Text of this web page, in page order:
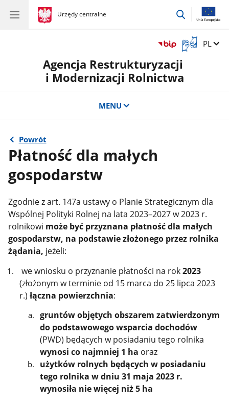
gov.pl
Urzędy centralne
gov.pl
Urzędy
przejdź
Otwórz
okno
z
tłumaczem
Zmień
PL
Agencja Restrukturyzacji
i Modernizacji Rolnictwa
MENU
Powrót
Płatność dla małych
gospodarstw
Zgodnie z art. 147a ustawy o Planie Strategicznym dla
Wspólnej Polityki Rolnej na lata 2023–2027 w 2023 r.
rolnikowi może być przyznana płatność dla małych
gospodarstw, na podstawie złożonego przez rolnika
żądania, jeżeli:
we wniosku o przyznanie płatności na rok2023
(złożonym w terminie od 15 marca do 25 lipca 2023
r.)łączna powierzchnia:
gruntów objętych obszarem zatwierdzonym
do podstawowego wsparcia dochodów
(PWD) będących w posiadaniu tego rolnika
wynosi co najmniej 1 ha oraz
użytków rolnych będących w posiadaniu
tego rolnika w dniu 31 maja 2023 r.
wynosiła nie więcej niż 5 ha